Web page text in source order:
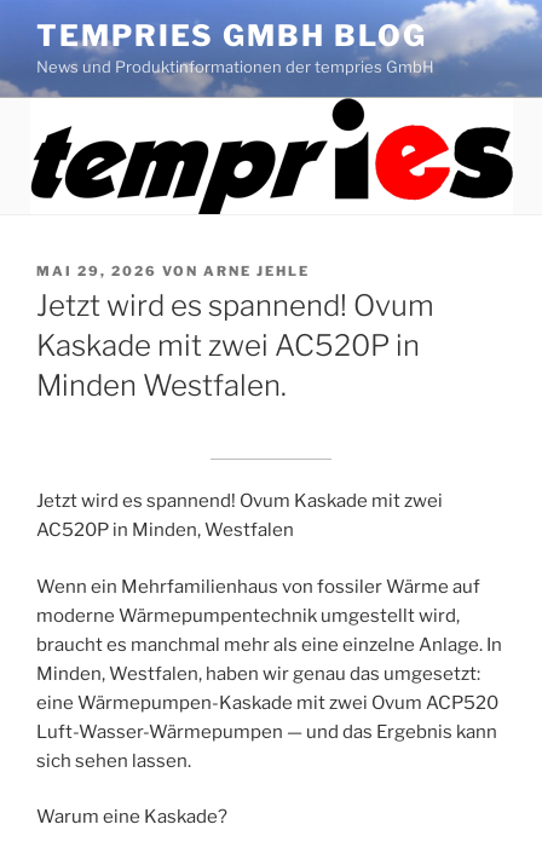
Inhalt
springen
TEMPRIES GMBH BLOG
News und Produktinformationen der tempries GmbH
VERÖFFENTLICHT
AM
MAI 29, 2026 VON ARNE JEHLE
Jetzt wird es spannend! Ovum
Kaskade mit zwei AC520P in
Minden Westfalen.
Jetzt wird es spannend! Ovum Kaskade mit zwei
AC520P in Minden, Westfalen
Wenn ein Mehrfamilienhaus von fossiler Wärme auf
moderne Wärmepumpentechnik umgestellt wird,
braucht es manchmal mehr als eine einzelne Anlage. In
Minden, Westfalen, haben wir genau das umgesetzt:
eine Wärmepumpen-Kaskade mit zwei Ovum ACP520
Luft-Wasser-Wärmepumpen — und das Ergebnis kann
sich sehen lassen.
Warum eine Kaskade?